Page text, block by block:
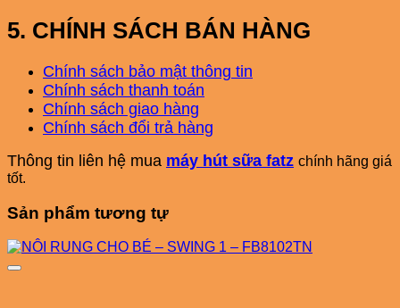
5. CHÍNH SÁCH BÁN HÀNG
Chính sách bảo mật thông tin
Chính sách thanh toán
Chính sách giao hàng
Chính sách đổi trả hàng
Thông tin liên hệ mua máy hút sữa fatz chính hãng giá
tốt.
Sản phẩm tương tự